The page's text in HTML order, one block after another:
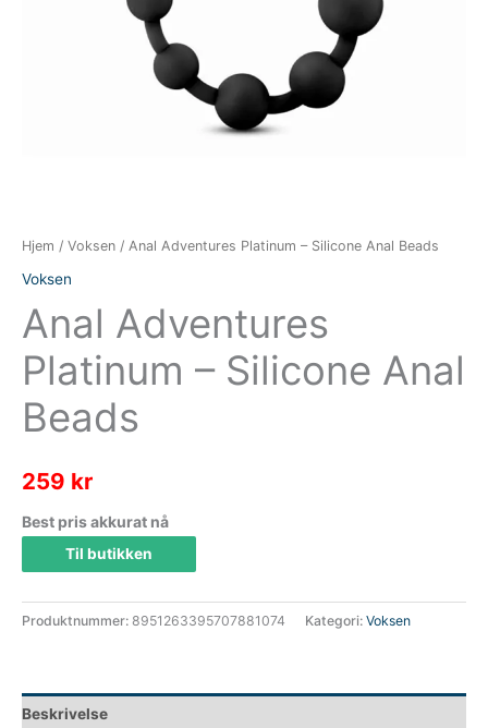
Hjem / Voksen / Anal Adventures Platinum – Silicone Anal Beads
Voksen
Anal Adventures
Platinum – Silicone Anal
Beads
259 kr
Best pris akkurat nå
Til butikken
Produktnummer: 8951263395707881074 Kategori: Voksen
Beskrivelse